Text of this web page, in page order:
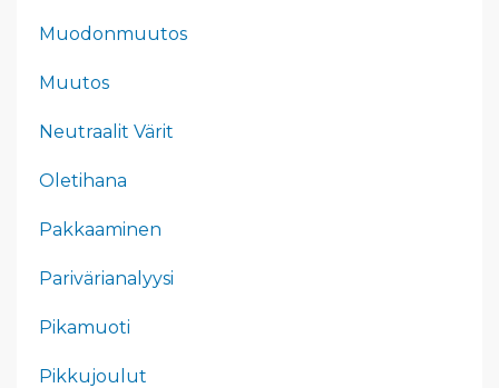
Muodonmuutos
Muutos
Neutraalit Värit
Oletihana
Pakkaaminen
Parivärianalyysi
Pikamuoti
Pikkujoulut